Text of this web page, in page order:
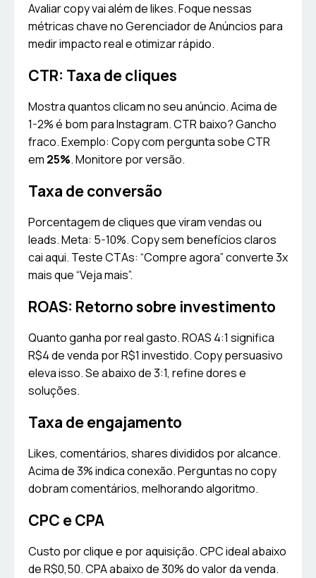
Avaliar copy vai além de likes. Foque nessas
métricas chave no Gerenciador de Anúncios para
medir impacto real e otimizar rápido.
CTR: Taxa de cliques
Mostra quantos clicam no seu anúncio. Acima de
1-2% é bom para Instagram. CTR baixo? Gancho
fraco. Exemplo: Copy com pergunta sobe CTR
em 25%. Monitore por versão.
Taxa de conversão
Porcentagem de cliques que viram vendas ou
leads. Meta: 5-10%. Copy sem benefícios claros
cai aqui. Teste CTAs: “Compre agora” converte 3x
mais que “Veja mais”.
ROAS: Retorno sobre investimento
Quanto ganha por real gasto. ROAS 4:1 significa
R$4 de venda por R$1 investido. Copy persuasivo
eleva isso. Se abaixo de 3:1, refine dores e
soluções.
Taxa de engajamento
Likes, comentários, shares divididos por alcance.
Acima de 3% indica conexão. Perguntas no copy
dobram comentários, melhorando algoritmo.
CPC e CPA
Custo por clique e por aquisição. CPC ideal abaixo
de R$0,50. CPA abaixo de 30% do valor da venda.